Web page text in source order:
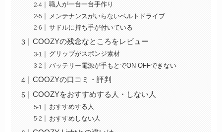
職人が一台一台手作り
メンテナンスがいらないベルトドライブ
サドルに持ち手が付いている
COOZYの残念なところをレビュー
グリップがスポンジ素材
バッテリー電源が手もとでON-OFFできない
COOZYの口コミ・評判
COOZYをおすすめする人・しない人
おすすめする人
おすすめしない人